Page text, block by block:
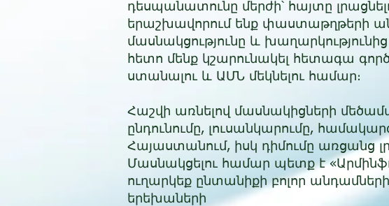
դեսպանատունը մերժի՝ հայտը
երաշխավորում ենք փաստաթղթերի
մասնակցությունը և
հետո մենք կշարունակել հետագա
ստանալու և ԱՄՆ մեկնելու համար։
Հաշվի առնելով մասնակիցների
ընդունումը, լուսանկարումը,
Հայաստանում, իսկ դիմումը առցանց
Մասնակցելու համար պետք է
ուղարկեք ընտանիքի բոլոր
երեխաների